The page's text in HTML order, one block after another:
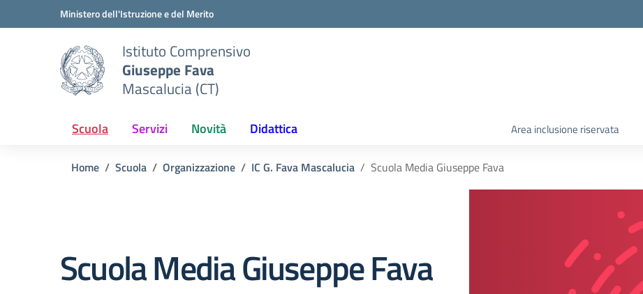
Vai ai contenuti
Vai al menu di navigazioneMinistero dell'Istruzione e del Merito
Istituto Comprensivo
Giuseppe Fava
Mascalucia (CT)
Scuola Servizi Novità Didattica Area inclusione riservata
Home Scuola Organizzazione IC G. Fava Mascalucia Scuola Media Giuseppe Fava
Scuola Media Giuseppe Fava